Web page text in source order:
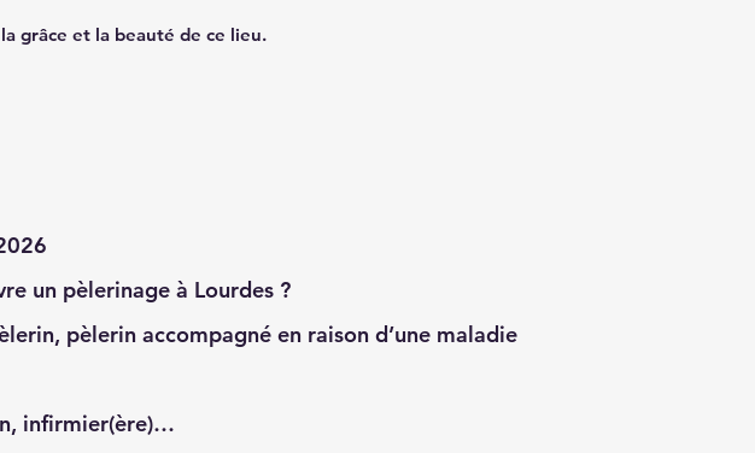
grâce et la beauté de ce lieu.
un pèlerinage à Lourdes ?
pèlerin accompagné en raison d’une maladie
infirmier(ère)…